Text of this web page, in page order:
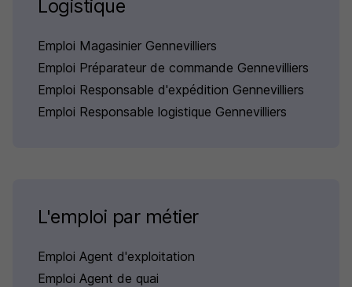
Logistique
Emploi Magasinier Gennevilliers
Emploi Préparateur de commande Gennevilliers
Emploi Responsable d'expédition Gennevilliers
Emploi Responsable logistique Gennevilliers
L'emploi par métier
Emploi Agent d'exploitation
Emploi Agent de quai